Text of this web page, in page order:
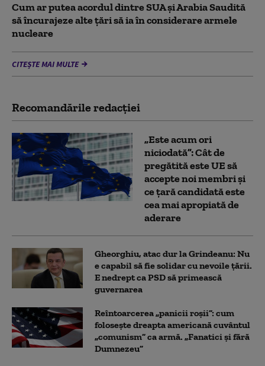
Cum ar putea acordul dintre SUA și Arabia Saudită
să încurajeze alte țări să ia în considerare armele
nucleare
CITEȘTE MAI MULTE
Recomandările redacţiei
„Este acum ori
niciodată”: Cât de
pregătită este UE să
accepte noi membri și
ce țară candidată este
cea mai apropiată de
aderare
Gheorghiu, atac dur la Grindeanu: Nu
e capabil să fie solidar cu nevoile țării.
E nedrept ca PSD să primească
guvernarea
Reîntoarcerea „panicii roșii”: cum
folosește dreapta americană cuvântul
„comunism” ca armă. „Fanatici și fără
Dumnezeu”